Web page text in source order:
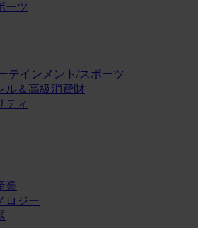
ーツ
テインメント/スポーツ
ル＆高級消費財
ティ
業
ロジー